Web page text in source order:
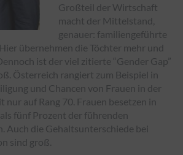
Großteil der Wirtschaft
macht der Mittelstand,
genauer: familiengeführte
übernehmen die Töchter mehr und
ist der viel zitierte “Gender Gap”
Österreich rangiert zum Beispiel in
und Chancen von Frauen in der
auf Rang 70. Frauen besetzen in
fünf Prozent der führenden
Auch die Gehaltsunterschiede bei
sind groß.